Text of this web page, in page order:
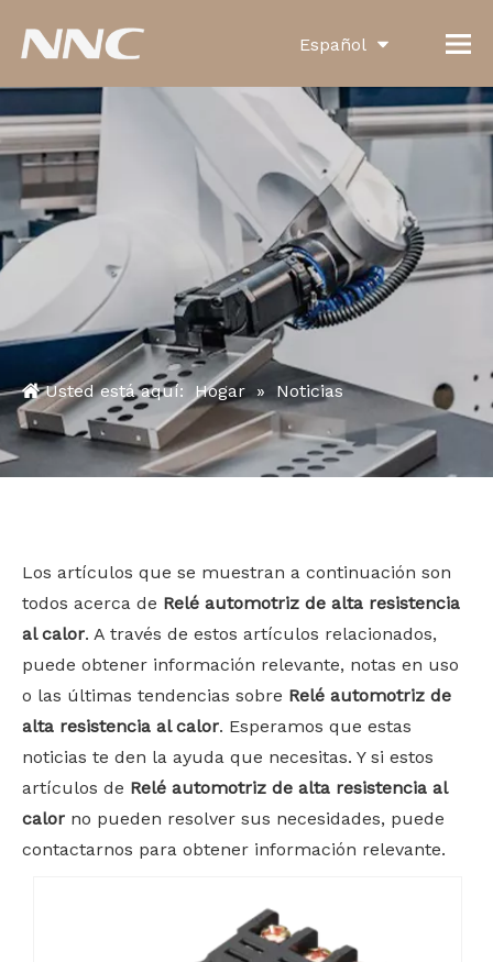
Español
English
العربية
Français
Pусский
Português
Deutsch
Italiano
한국어
Türk dili
Usted está aquí: Hogar » Noticias
Los artículos que se muestran a continuación son
todos acerca de Relé automotriz de alta resistencia
al calor. A través de estos artículos relacionados,
puede obtener información relevante, notas en uso
o las últimas tendencias sobre Relé automotriz de
alta resistencia al calor. Esperamos que estas
noticias te den la ayuda que necesitas. Y si estos
artículos de Relé automotriz de alta resistencia al
calor no pueden resolver sus necesidades, puede
contactarnos para obtener información relevante.